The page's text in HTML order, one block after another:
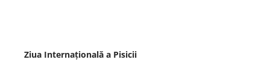
Ziua Internațională a Pisicii